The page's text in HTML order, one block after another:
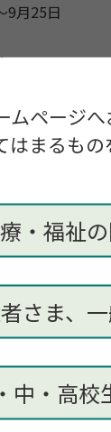
ページ
まるもの
・福祉
さま、
中・高校
9月25日
担当 小笠原